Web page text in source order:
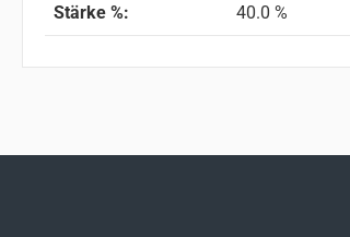
Stärke %: 40.0 %